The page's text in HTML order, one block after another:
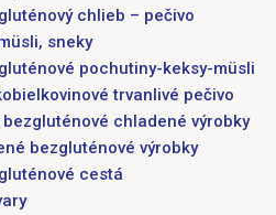
chlieb – pečivo
sneky
pochutiny-keksy-müsli
trvanlivé pečivo
bezgluténové chladené výrobky
bezgluténové výrobky
cestá